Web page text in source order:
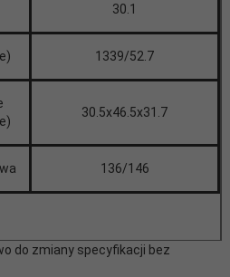
30.1
1339/52.7
30.5x46.5x31.7
136/146
do zmiany specyfikacji bez